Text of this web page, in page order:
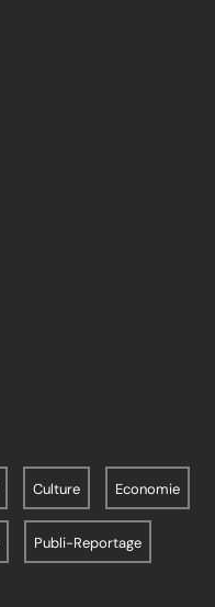
Culture Economie
Publi-Reportage